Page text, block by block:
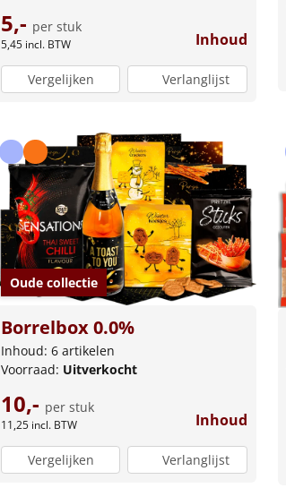
5,- per stuk
5,45 incl. BTW Inhoud
Vergelijken Verlanglijst
Oude collectie
Borrelbox 0.0%
Inhoud: 6 artikelen
Voorraad: Uitverkocht
10,- per stuk
11,25 incl. BTW Inhoud
Vergelijken Verlanglijst